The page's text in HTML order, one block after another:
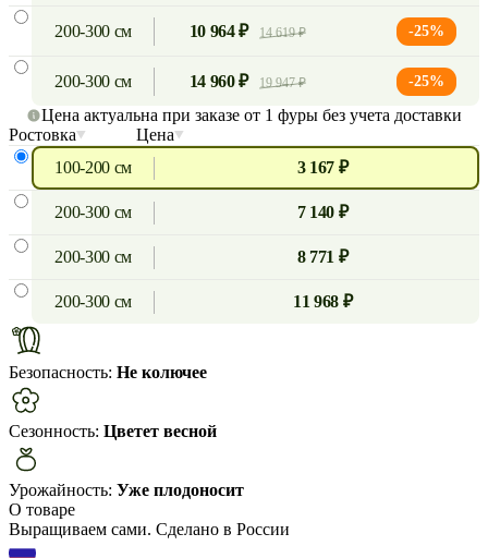
200-300 см 10 964 ₽ 14 619 ₽ -25%
200-300 см 14 960 ₽ 19 947 ₽ -25%
Цена актуальна при заказе от 1 фуры без учета доставки
Ростовка
Цена
100-200 см
3 167 ₽
200-300 см 7 140 ₽
200-300 см 8 771 ₽
200-300 см 11 968 ₽
Безопасность: Не колючее
Сезонность: Цветет весной
Урожайность: Уже плодоносит
О товаре
Выращиваем сами. Сделано в России